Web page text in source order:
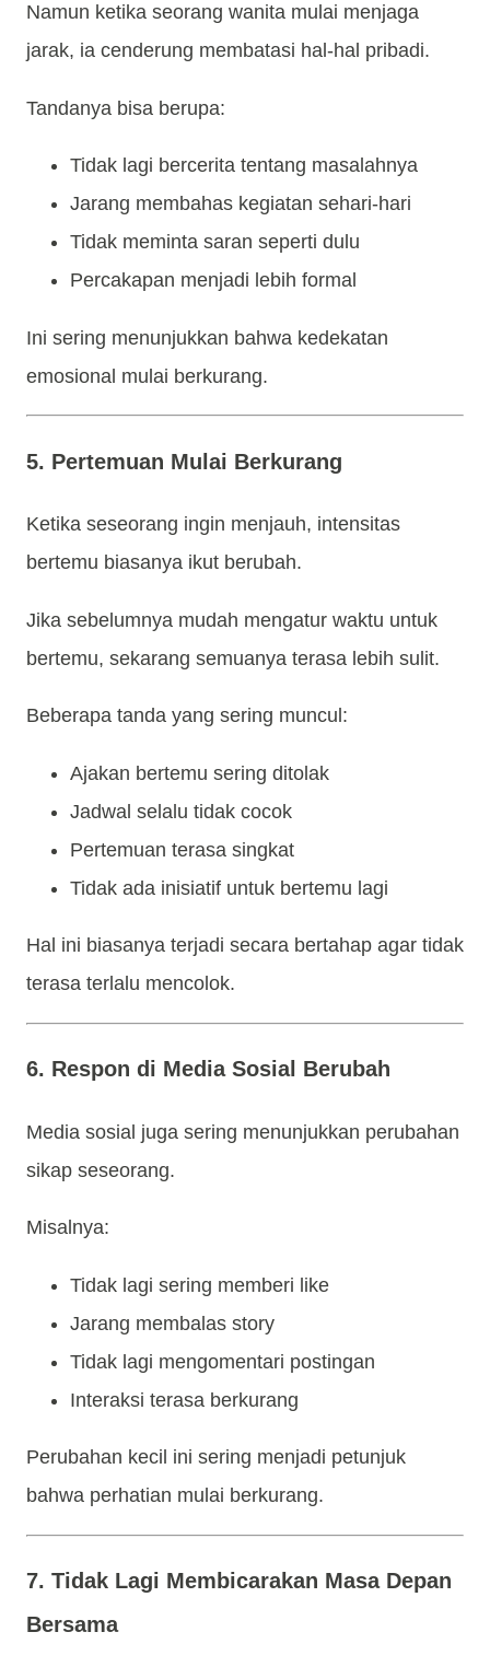
Namun ketika seorang wanita mulai menjaga
jarak, ia cenderung membatasi hal-hal pribadi.
Tandanya bisa berupa:
Tidak lagi bercerita tentang masalahnya
Jarang membahas kegiatan sehari-hari
Tidak meminta saran seperti dulu
Percakapan menjadi lebih formal
Ini sering menunjukkan bahwa kedekatan
emosional mulai berkurang.
5. Pertemuan Mulai Berkurang
Ketika seseorang ingin menjauh, intensitas
bertemu biasanya ikut berubah.
Jika sebelumnya mudah mengatur waktu untuk
bertemu, sekarang semuanya terasa lebih sulit.
Beberapa tanda yang sering muncul:
Ajakan bertemu sering ditolak
Jadwal selalu tidak cocok
Pertemuan terasa singkat
Tidak ada inisiatif untuk bertemu lagi
Hal ini biasanya terjadi secara bertahap agar tidak
terasa terlalu mencolok.
6. Respon di Media Sosial Berubah
Media sosial juga sering menunjukkan perubahan
sikap seseorang.
Misalnya:
Tidak lagi sering memberi like
Jarang membalas story
Tidak lagi mengomentari postingan
Interaksi terasa berkurang
Perubahan kecil ini sering menjadi petunjuk
bahwa perhatian mulai berkurang.
7. Tidak Lagi Membicarakan Masa Depan
Bersama